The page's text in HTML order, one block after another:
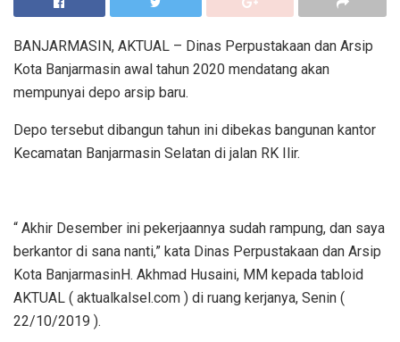
BANJARMASIN, AKTUAL – Dinas Perpustakaan dan Arsip
Kota Banjarmasin awal tahun 2020 mendatang akan
mempunyai depo arsip baru.
Depo tersebut dibangun tahun ini dibekas bangunan kantor
Kecamatan Banjarmasin Selatan di jalan RK Ilir.
“ Akhir Desember ini pekerjaannya sudah rampung, dan saya
berkantor di sana nanti,” kata Dinas Perpustakaan dan Arsip
Kota BanjarmasinH. Akhmad Husaini, MM kepada tabloid
AKTUAL ( aktualkalsel.com ) di ruang kerjanya, Senin (
22/10/2019 ).